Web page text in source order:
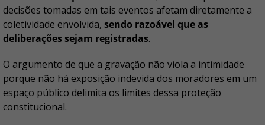
decisões tomadas em tais eventos afetam diretamente a
coletividade envolvida, sendo razoável que as
deliberações sejam registradas.
O argumento de que a gravação não viola a intimidade
porque não há exposição indevida dos moradores em um
espaço público delimita os limites dessa proteção
constitucional.